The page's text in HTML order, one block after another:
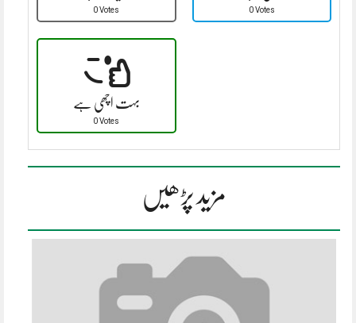
0 Votes 0 Votes
بہت اچھی ہے
0 Votes
مزید پڑھیں